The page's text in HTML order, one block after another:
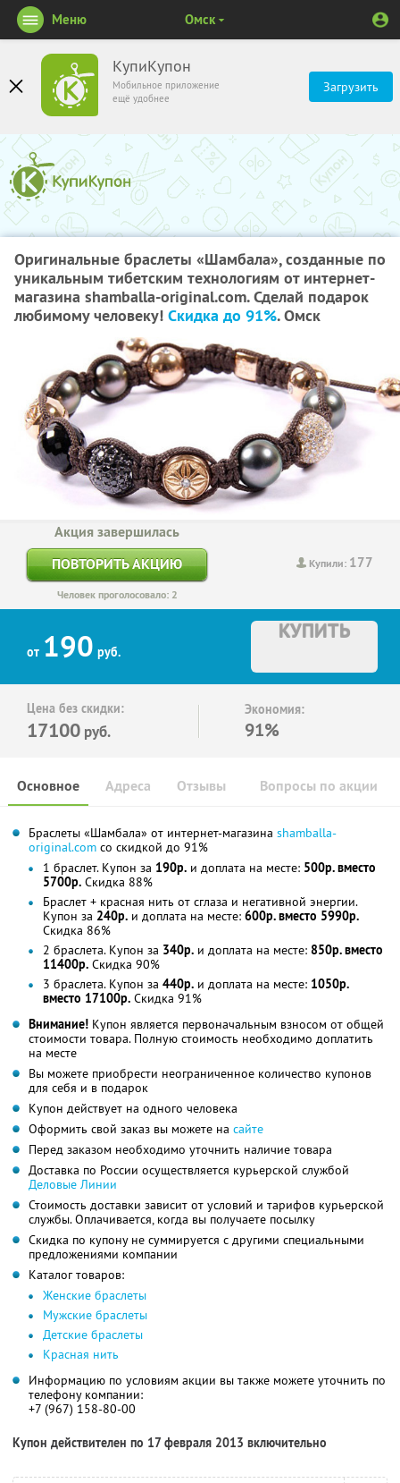
КупиКупон
Мобильное приложение
ещё удобнее
Загрузить
Меню Омск
Оригинальные браслеты «Шамбала», созданные по
уникальным тибетским технологиям от интернет-
магазина shamballa-original.com. Сделай подарок
любимому человеку! Скидка до 91%. Омск
Купили: 177
Акция завершилась
ПОВТОРИТЬ АКЦИЮ
Человек проголосовало: 2
от 190 руб.
КУПИТЬ
Цена без скидки:
17100 руб.
Экономия:
91%
Основное Отзывы Вопросы по акции
Адреса
Браслеты «Шамбала» от интернет-магазина shamballa-
original.com со скидкой до 91%
1 браслет. Купон за 190р. и доплата на месте: 500р. вместо
5700р. Скидка 88%
Браслет + красная нить от сглаза и негативной энергии.
Купон за 240р. и доплата на месте: 600р. вместо 5990р.
Скидка 86%
2 браслета. Купон за 340р. и доплата на месте: 850р. вместо
11400р. Скидка 90%
3 браслета. Купон за 440р. и доплата на месте: 1050р.
вместо 17100р. Скидка 91%
Внимание! Купон является первоначальным взносом от общей
стоимости товара. Полную стоимость необходимо доплатить
на месте
Вы можете приобрести неограниченное количество купонов
для себя и в подарок
Купон действует на одного человека
Оформить свой заказ вы можете на сайте
Перед заказом необходимо уточнить наличие товара
Доставка по России осуществляется курьерской службой
Деловые Линии
Стоимость доставки зависит от условий и тарифов курьерской
службы. Оплачивается, когда вы получаете посылку
Скидка по купону не суммируется с другими специальными
предложениями компании
Каталог товаров:
Женские браслеты
Мужские браслеты
Детские браслеты
Красная нить
Информацию по условиям акции вы также можете уточнить по
телефону компании:
+7 (967) 158-80-00
Купон действителен по 17 февраля 2013 включительно